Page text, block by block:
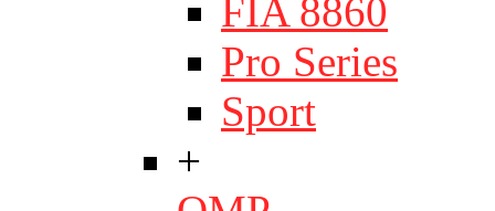
FIA 8860
Pro Series
Sport
+